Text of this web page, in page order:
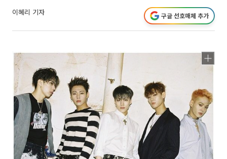
이혜리 기자 구글 선호매체 추가